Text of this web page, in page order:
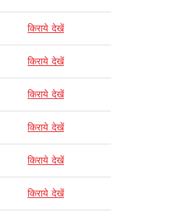
किराये देखें
किराये देखें
किराये देखें
किराये देखें
किराये देखें
किराये देखें